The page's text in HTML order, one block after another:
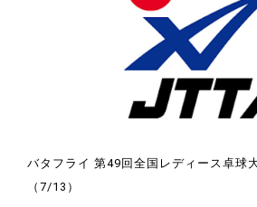
バタフライ 第49回全国レディース卓
（7/13）